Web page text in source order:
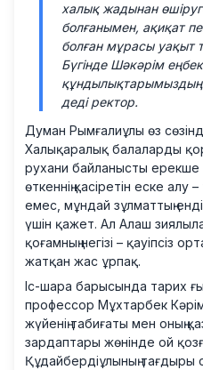
халық жадынан
болғанымен, ақиқат
болған мұрасы уақыт
Бүгінде Шәкәрім
деді ректор.
Думан Рымғалиұлы өз
Халықаралық балаларды
рухани байланысты ерекше
өткеннің қасіретін еске алу
емес, мұндай зұлматтың
үшін қажет. Ал Алаш
қоғамның негізі – қауіпсіз
жатқан жас ұрпақ.
Іс-шара барысында тарих
профессор Мұхтарбек
жүйенің табиғаты мен оның
зардаптары жөнінде ой
Құдайбердіұлының тағдыры